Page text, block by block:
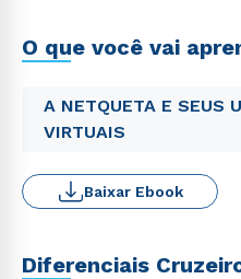
O que você vai
A NETQUETA E SEUS
VIRTUAIS
Baixar Ebook
Diferenciais